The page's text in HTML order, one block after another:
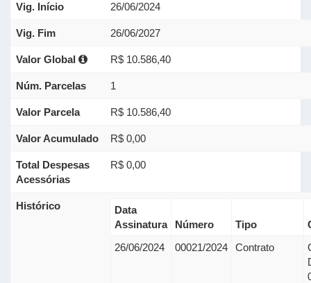
Vig. Início 26/06/2024
Vig. Fim 26/06/2027
Valor Global R$ 10.586,40
Núm. Parcelas 1
Valor Parcela R$ 10.586,40
Valor Acumulado R$ 0,00
Total Despesas
Acessórias
R$ 0,00
Histórico
Data
Assinatura
Número Tipo
26/06/2024
00021/2024 Contrato